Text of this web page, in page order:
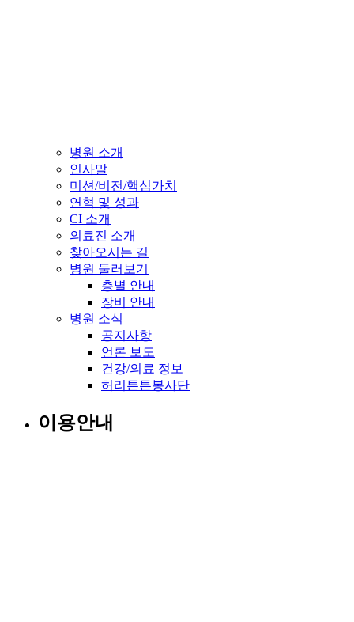
병원 소개
인사말
미션/비전/핵심가치
연혁 및 성과
CI 소개
의료진 소개
찾아오시는 길
병원 둘러보기
층별 안내
장비 안내
병원 소식
공지사항
언론 보도
건강/의료 정보
허리튼튼봉사단
이용안내